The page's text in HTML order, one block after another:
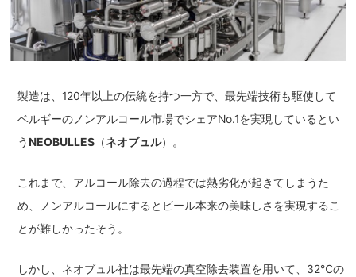
製造は、120年以上の伝統を持つ一方で、最先端技術も駆使して
ベルギーのノンアルコール市場でシェアNo.1を実現しているとい
うNEOBULLES （ネオブュル）。
これまで、アルコール除去の過程では熱劣化が起きてしまうた
め、ノンアルコールにするとビール本来の美味しさを実現するこ
とが難しかったそう。
しかし、ネオブュル社は最先端の真空除去装置を用いて、32℃の